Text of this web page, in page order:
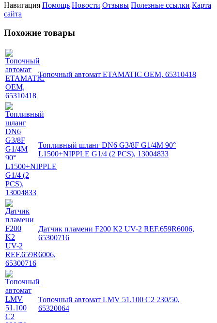
Навигация Помощь Новости Отзывы Полезные ссылки Карта
сайта
Похожие товары
Топочный автомат ETAMATIC OEM, 65310418
Топливный шланг DN6 G3/8F G1/4M 90°
L1500+NIPPLE G1/4 (2 PCS), 13004833
Датчик пламени F200 K2 UV-2 REF.659R6006,
65300716
Топочный автомат LMV 51.100 C2 230/50,
65320064